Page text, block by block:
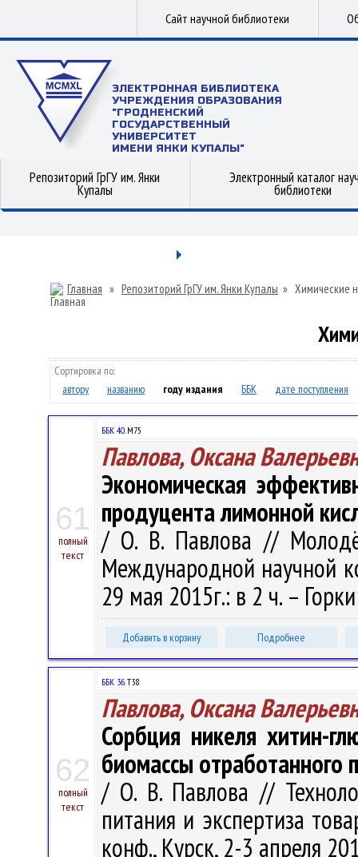
Сайт научной библиотеки
ЭЛЕКТРОННАЯ БИБЛИОТЕКА
УЧРЕЖДЕНИЯ ОБРАЗОВАНИЯ
"ГРОДНЕНСКИЙ
ГОСУДАРСТВЕННЫЙ
УНИВЕРСИТЕТ
ИМЕНИ ЯНКИ КУПАЛЫ"
Репозиторий ГрГУ им. Янки
Купалы
Электронный каталог
библиотеки
Главная » Репозиторий ГрГУ им. Янки Купалы » Химические
Сортировка по:
автору
названию году издания ББК дате поступления
61
полный
текст
ББК 40.М75
Павлова, Оксана
Экономическая
продуцента лимонной
/ О. В. Павлова //
Международной научной
29 мая 2015г.: в 2 ч. –
Добавить в корзину Подробнее
62
полный
текст
ББК 36.Т38
Павлова, Оксана
Сорбция никеля хитин-
биомассы отработанного
/ О. В. Павлова //
питания и экспертиза
конф., Курск, 2-3 апреля